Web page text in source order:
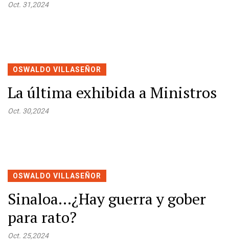
Oct. 31,2024
OSWALDO VILLASEÑOR
La última exhibida a Ministros
Oct. 30,2024
OSWALDO VILLASEÑOR
Sinaloa…¿Hay guerra y gober
para rato?
Oct. 25,2024